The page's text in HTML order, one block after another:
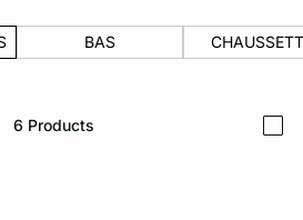
BAS
6 Products
Couleurs: Beige